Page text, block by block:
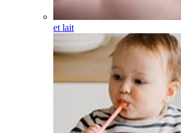
et lait